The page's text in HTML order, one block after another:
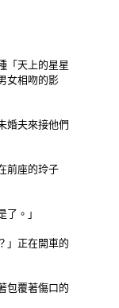
「天上的星星
女相吻的影
婚夫來接他們
前座的玲子
。」
」正在開車的
覆著傷口的